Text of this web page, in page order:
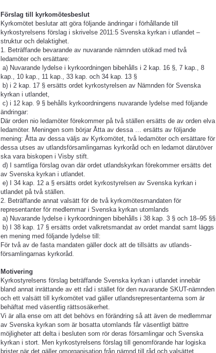
Förslag till kyrkomötesbeslut
Kyrkomötet beslutar att göra följande ändringar i förhållande till
kyrkostyrelsens förslag i skrivelse 2011:5 Svenska kyrkan i utlandet –
struktur och delaktighet.
1. Beträffande bevarande av nuvarande nämnden utökad med två
ledamöter och ersättare:
a) Nuvarande lydelse i kyrkoordningen bibehålls i 2 kap. 16 §, 7 kap., 8
kap., 10 kap., 11 kap., 33 kap. och 34 kap. 13 §
b) i 2 kap. 17 § ersätts ordet kyrkostyrelsen av Nämnden för Svenska
kyrkan i utlandet,
c) i 12 kap. 9 § behålls kyrkoordningens nuvarande lydelse med följande
ändringar:
Där orden nio ledamöter förekommer på två ställen ersätts de av orden elva
ledamöter. Meningen som börjar Åtta av dessa … ersätts av följande
mening: Åtta av dessa väljs av Kyrkomötet, två ledamöter och ersättare för
dessa utses av utlandsförsamlingarnas kyrkoråd och en ledamot därutöver
ska vara biskopen i Visby stift.
d) I samtliga förslag ovan där ordet utlandskyrkan förekommer ersätts det
av Svenska kyrkan i utlandet.
e) I 34 kap. 12 a § ersätts ordet kyrkostyrelsen av Svenska kyrkan i
utlandet på två ställen.
2. Beträffande annat valsätt för de två kyrkomötesmandaten för
representanter för medlemmar i Svenska kyrkan utomlands
a) Nuvarande lydelse i kyrkoordningen bibehålls i 38 kap. 3 § och 18–95 §§
b) I 38 kap. 17 § ersätts ordet valkretsmandat av ordet mandat samt läggs
en mening med följande lydelse till:
För två av de fasta mandaten gäller dock att de tillsätts av utlands-
församlingarnas kyrkoråd.
Motivering
Kyrkostyrelsens förslag beträffande Svenska kyrkan i utlandet innebär
bland annat inrättande av ett råd i stället för den nuvarande SKUT-nämnden
och ett valsätt till kyrkomötet vad gäller utlandsrepresentanterna som är
behäftat med väsentlig rättsosäkerhet.
Vi är alla ense om att det behövs en förändring så att även de medlemmar
av Svenska kyrkan som är bosatta utomlands får väsentligt bättre
möjligheter att delta i besluten som rör deras församlingar och Svenska
kyrkan i stort. Men kyrkostyrelsens förslag till genomförande har logiska
brister när det gäller omorganisation från nämnd till råd och valsättet